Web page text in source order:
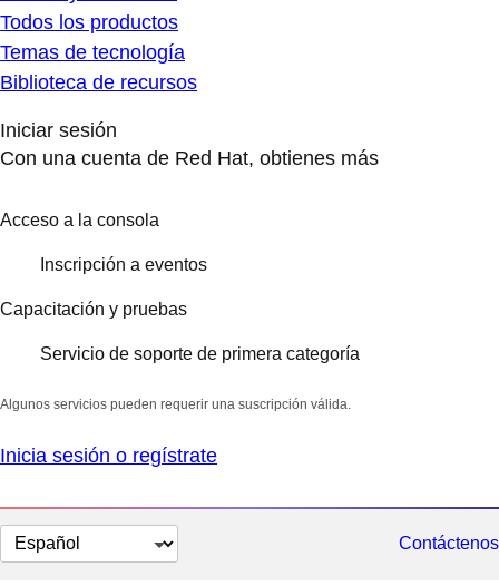
Todos los productos
Temas de tecnología
Biblioteca de recursos
Iniciar sesión
Con una cuenta de Red Hat, obtienes más
Acceso a la consola
Inscripción a eventos
Capacitación y pruebas
Servicio de soporte de primera categoría
Algunos servicios pueden requerir una suscripción válida.
Inicia sesión o regístrate
Cambiar
el
Contáctenos